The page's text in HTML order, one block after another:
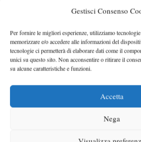
Gestisci Consenso
Per fornire le migliori esperienze, utilizziamo
memorizzare e/o accedere alle informazioni del
tecnologie ci permetterà di elaborare dati come il
unici su questo sito. Non acconsentire o ritirare il
su alcune caratteristiche e funzioni.
Accetta
Nega
Record di vendite per Lamborghini
nel 2008